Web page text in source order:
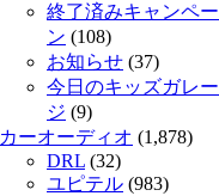
終了済みキャンペー
ン (108)
お知らせ (37)
今日のキッズガレー
ジ (9)
カーオーディオ (1,878)
DRL (32)
ユピテル (983)